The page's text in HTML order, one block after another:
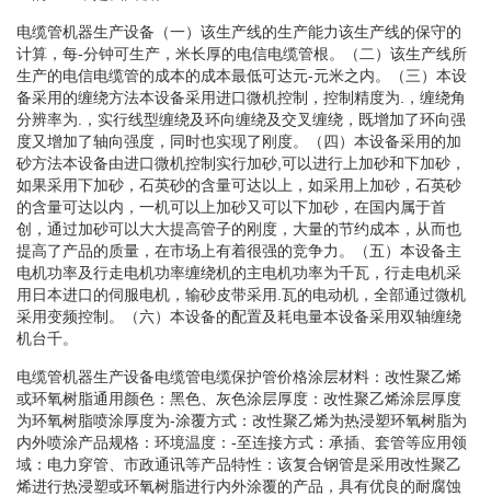
电缆管机器生产设备（一）该生产线的生产能力该生产线的保守的
计算，每-分钟可生产，米长厚的电信电缆管根。（二）该生产线所
生产的电信电缆管的成本的成本最低可达元-元米之内。（三）本设
备采用的缠绕方法本设备采用进口微机控制，控制精度为.，缠绕角
分辨率为.，实行线型缠绕及环向缠绕及交叉缠绕，既增加了环向强
度又增加了轴向强度，同时也实现了刚度。（四）本设备采用的加
砂方法本设备由进口微机控制实行加砂,可以进行上加砂和下加砂，
如果采用下加砂，石英砂的含量可达以上，如采用上加砂，石英砂
的含量可达以内，一机可以上加砂又可以下加砂，在国内属于首
创，通过加砂可以大大提高管子的刚度，大量的节约成本，从而也
提高了产品的质量，在市场上有着很强的竞争力。（五）本设备主
电机功率及行走电机功率缠绕机的主电机功率为千瓦，行走电机采
用日本进口的伺服电机，输砂皮带采用.瓦的电动机，全部通过微机
采用变频控制。（六）本设备的配置及耗电量本设备采用双轴缠绕
机台千。
电缆管机器生产设备电缆管电缆保护管价格涂层材料：改性聚乙烯
或环氧树脂通用颜色：黑色、灰色涂层厚度：改性聚乙烯涂层厚度
为环氧树脂喷涂厚度为-涂覆方式：改性聚乙烯为热浸塑环氧树脂为
内外喷涂产品规格：环境温度：-至连接方式：承插、套管等应用领
域：电力穿管、市政通讯等产品特性：该复合钢管是采用改性聚乙
烯进行热浸塑或环氧树脂进行内外涂覆的产品，具有优良的耐腐蚀